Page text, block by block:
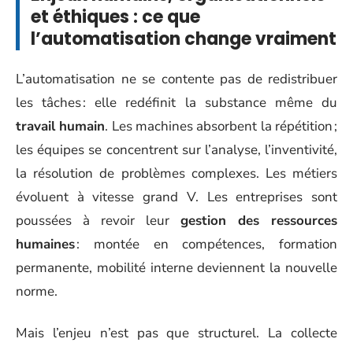
et éthiques : ce que
l’automatisation change vraiment
L’automatisation ne se contente pas de redistribuer
les tâches : elle redéfinit la substance même du
travail humain. Les machines absorbent la répétition ;
les équipes se concentrent sur l’analyse, l’inventivité,
la résolution de problèmes complexes. Les métiers
évoluent à vitesse grand V. Les entreprises sont
poussées à revoir leur gestion des ressources
humaines: montée en compétences, formation
permanente, mobilité interne deviennent la nouvelle
norme.
Mais l’enjeu n’est pas que structurel. La collecte